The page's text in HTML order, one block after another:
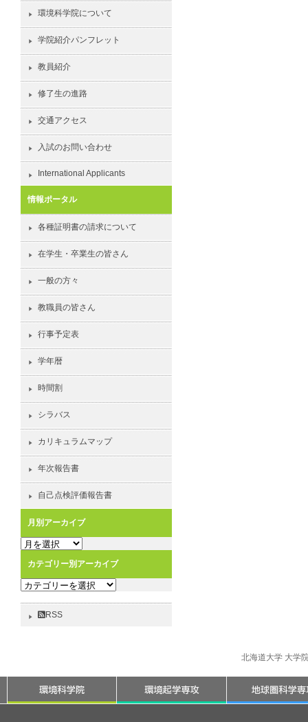
環境科学院について
学院紹介パンフレット
教員紹介
修了生の進路
交通アクセス
入試のお問い合わせ
International Applicants
情報ポータル
各種証明書の請求について
在学生・卒業生の皆さん
一般の方々
教職員の皆さん
行事予定表
学年暦
時間割
シラバス
カリキュラムマップ
年次報告書
自己点検評価報告書
月別アーカイブ
月
ー
カ
イ
カテゴリー別アーカイブ
カ
ゴ
カ
RSS
北海道大学 大学